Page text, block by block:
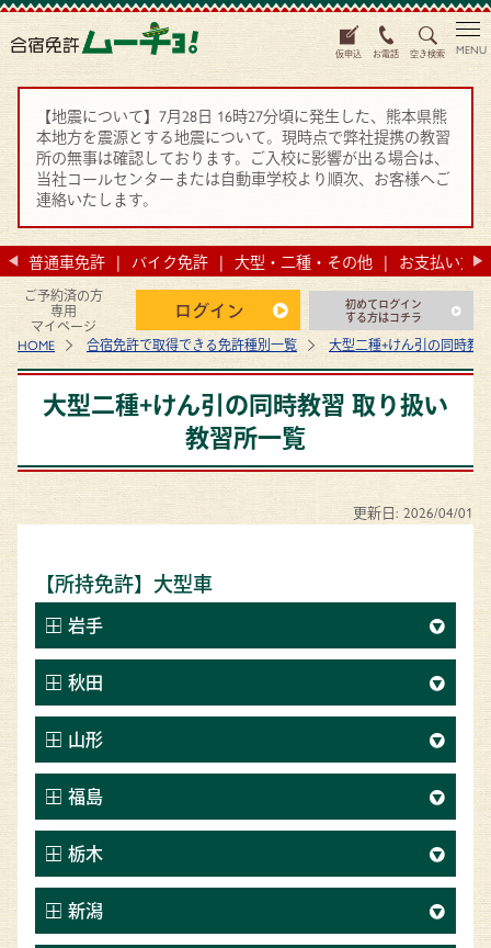
仮申込 お電話 空き検索
【地震について】7月28日 16時27分頃に発生した、熊本県熊
本地方を震源とする地震について。現時点で弊社提携の教習
所の無事は確認しております。ご入校に影響が出る場合は、
当社コールセンターまたは自動車学校より順次、お客様へご
連絡いたします。
普通車免許 バイク免許 大型・二種・その他 お支払い方法
ご予約済の方
専用
マイページ
ログイン
初めてログイン
する方はコチラ
MENU
HOME 合宿免許で取得できる免許種別一覧 大型二種+けん引の同時教
大型二種+けん引の同時教習 取り扱い
教習所一覧
更新日: 2026/04/01
【所持免許】大型車
岩手
秋田
山形
福島
栃木
新潟